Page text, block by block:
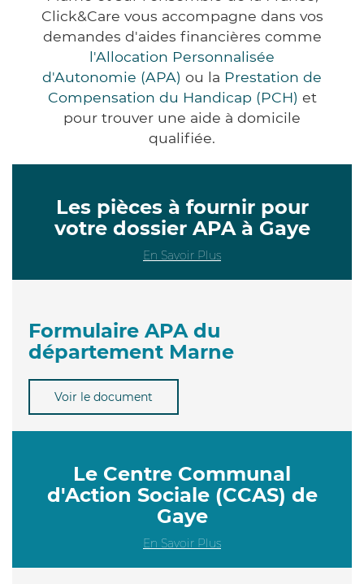
Click&Care vous accompagne dans vos
demandes d'aides financières comme
l'Allocation Personnalisée
d'Autonomie (APA) ou la Prestation de
Compensation du Handicap (PCH) et
pour trouver une aide à domicile
qualifiée.
Les pièces à fournir pour
votre dossier APA à Gaye
En Savoir Plus
Formulaire APA du
département Marne
Voir le document
Le Centre Communal
d'Action Sociale (CCAS) de
Gaye
En Savoir Plus